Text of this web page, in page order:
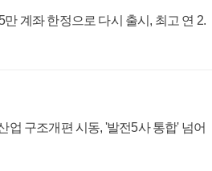
계좌 한정으로 다시 출시, 최고 연 2.
업 구조개편 시동, '발전5사 통합' 넘어